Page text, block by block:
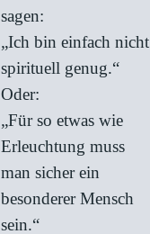
sagen:
„Ich bin einfach nicht
spirituell genug.“
Oder:
„Für so etwas wie
Erleuchtung muss
man sicher ein
besonderer Mensch
sein.“